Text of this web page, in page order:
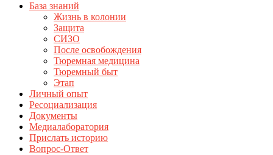
База знаний
Жизнь в колонии
Защита
СИЗО
После освобождения
Тюремная медицина
Тюремный быт
Этап
Личный опыт
Ресоциализация
Документы
Медиалаборатория
Прислать историю
Вопрос-Ответ